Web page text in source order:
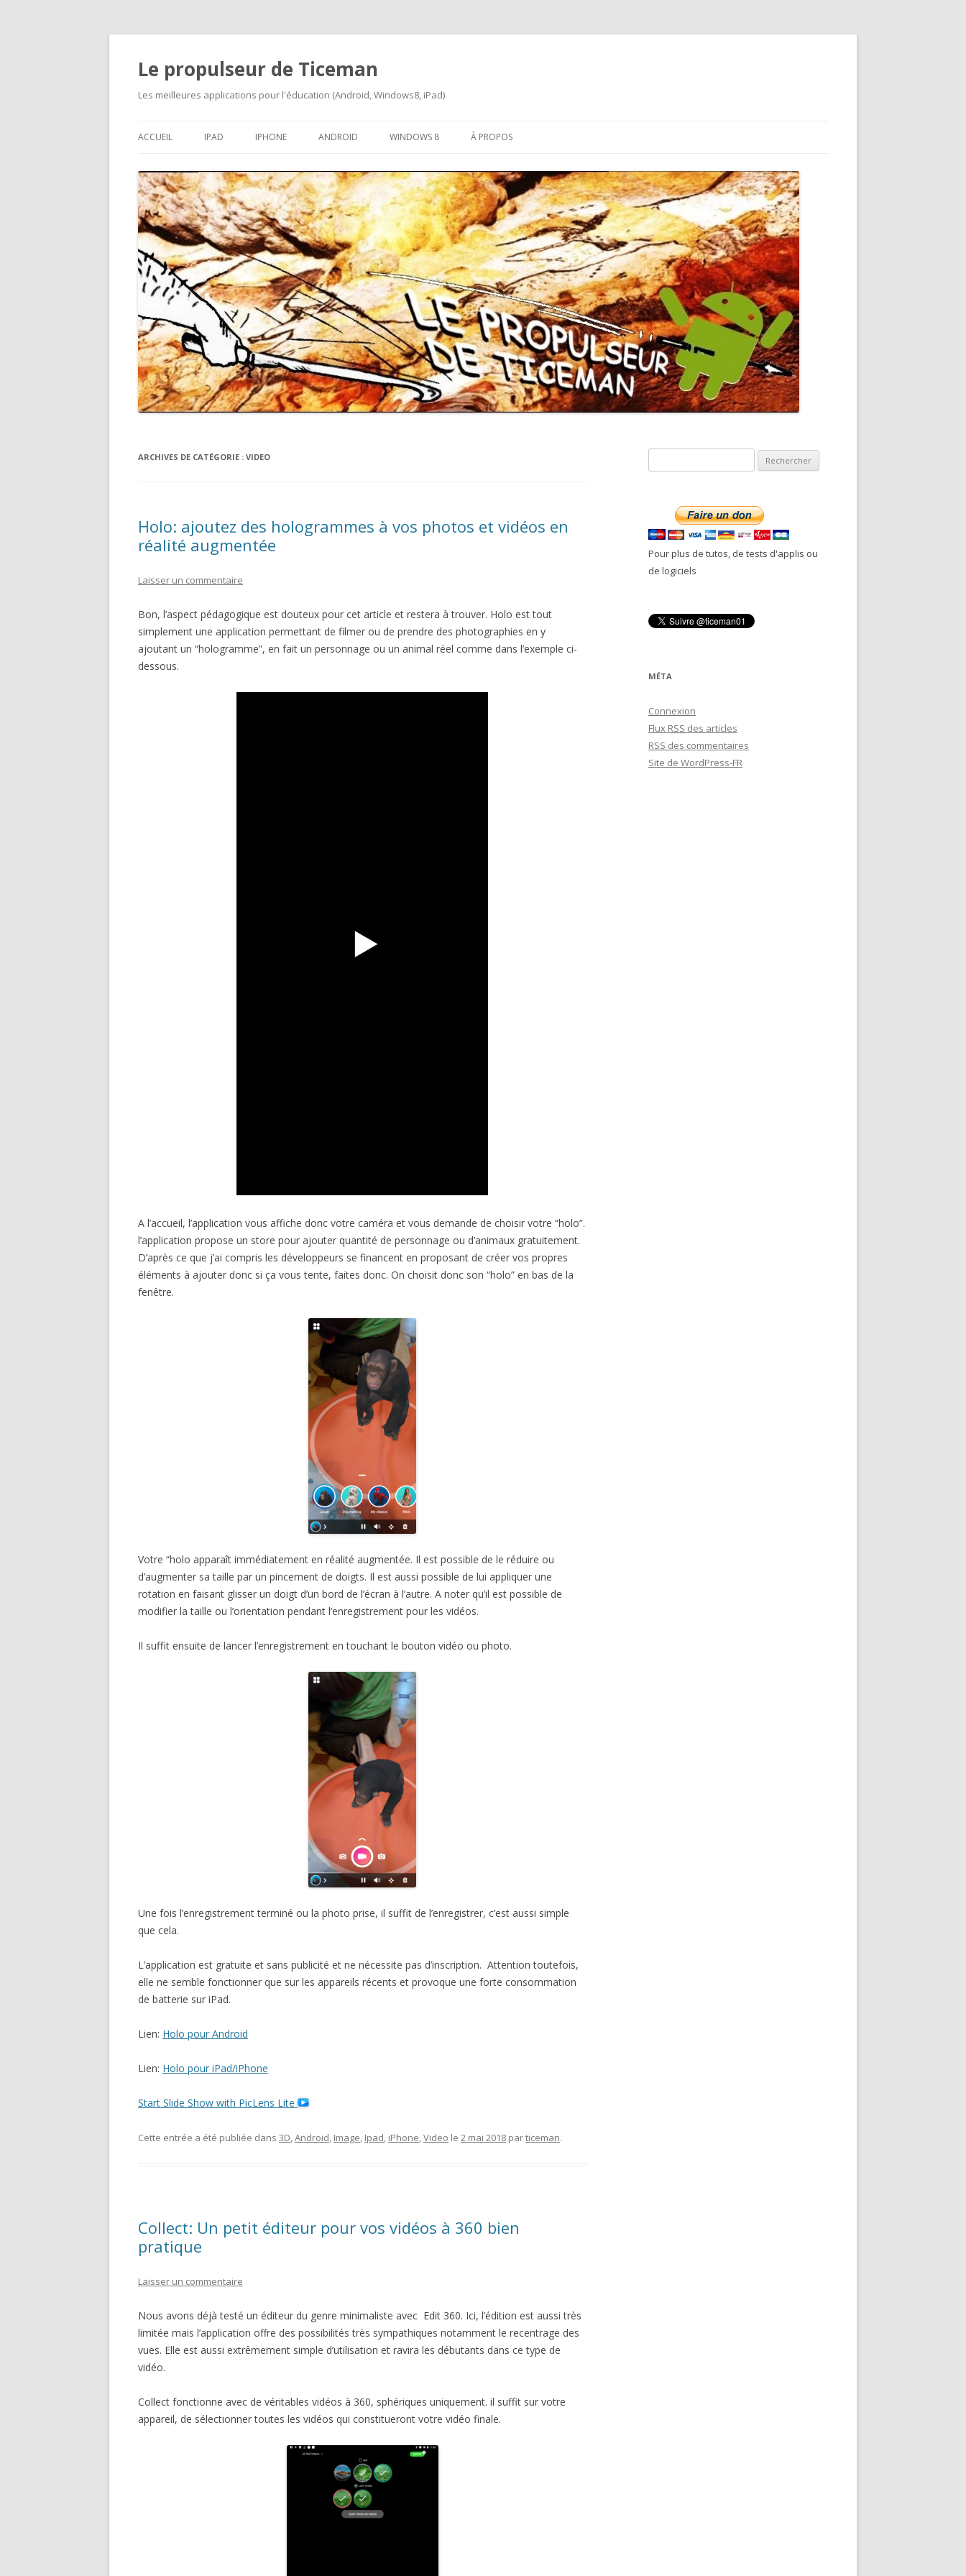
Le propulseur de Ticeman
Les meilleures applications pour l'éducation (Android, Windows8, iPad)
au
ACCUEIL IPAD IPHONE ANDROID WINDOWS 8 À PROPOS
ARCHIVES DE CATÉGORIE : VIDEO
Holo: ajoutez des hologrammes à vos photos et vidéos en
réalité augmentée
Laisser un commentaire
Bon, l’aspect pédagogique est douteux pour cet article et restera à trouver. Holo est tout
simplement une application permettant de filmer ou de prendre des photographies en y
ajoutant un “hologramme”, en fait un personnage ou un animal réel comme dans l’exemple ci-
dessous.
A l’accueil, l’application vous affiche donc votre caméra et vous demande de choisir votre “holo”.
l’application propose un store pour ajouter quantité de personnage ou d’animaux gratuitement.
D’après ce que j’ai compris les développeurs se financent en proposant de créer vos propres
éléments à ajouter donc si ça vous tente, faites donc. On choisit donc son “holo” en bas de la
fenêtre.
Votre “holo apparaît immédiatement en réalité augmentée. Il est possible de le réduire ou
d’augmenter sa taille par un pincement de doigts. Il est aussi possible de lui appliquer une
rotation en faisant glisser un doigt d’un bord de l’écran à l’autre. A noter qu’il est possible de
modifier la taille ou l’orientation pendant l’enregistrement pour les vidéos.
Il suffit ensuite de lancer l’enregistrement en touchant le bouton vidéo ou photo.
Une fois l’enregistrement terminé ou la photo prise, il suffit de l’enregistrer, c’est aussi simple
que cela.
L’application est gratuite et sans publicité et ne nécessite pas d’inscription. Attention toutefois,
elle ne semble fonctionner que sur les appareils récents et provoque une forte consommation
de batterie sur iPad.
Lien: Holo pour Android
Lien: Holo pour iPad/iPhone
Start Slide Show with PicLens Lite
Cette entrée a été publiée dans 3D,Android, Image, Ipad, iPhone,Video le 2 mai 2018 particeman.
Collect: Un petit éditeur pour vos vidéos à 360 bien
pratique
Laisser un commentaire
Nous avons déjà testé un éditeur du genre minimaliste avec Edit 360. Ici, l’édition est aussi très
limitée mais l’application offre des possibilités très sympathiques notamment le recentrage des
vues. Elle est aussi extrêmement simple d’utilisation et ravira les débutants dans ce type de
vidéo.
Collect fonctionne avec de véritables vidéos à 360, sphériques uniquement. il suffit sur votre
appareil, de sélectionner toutes les vidéos qui constitueront votre vidéo finale.
e
e
r
c
h
r
Pour plus de tutos, de tests d'applis ou
de logiciels
MÉTA
Connexion
Flux RSS des articles
RSS des commentaires
Site de WordPress-FR